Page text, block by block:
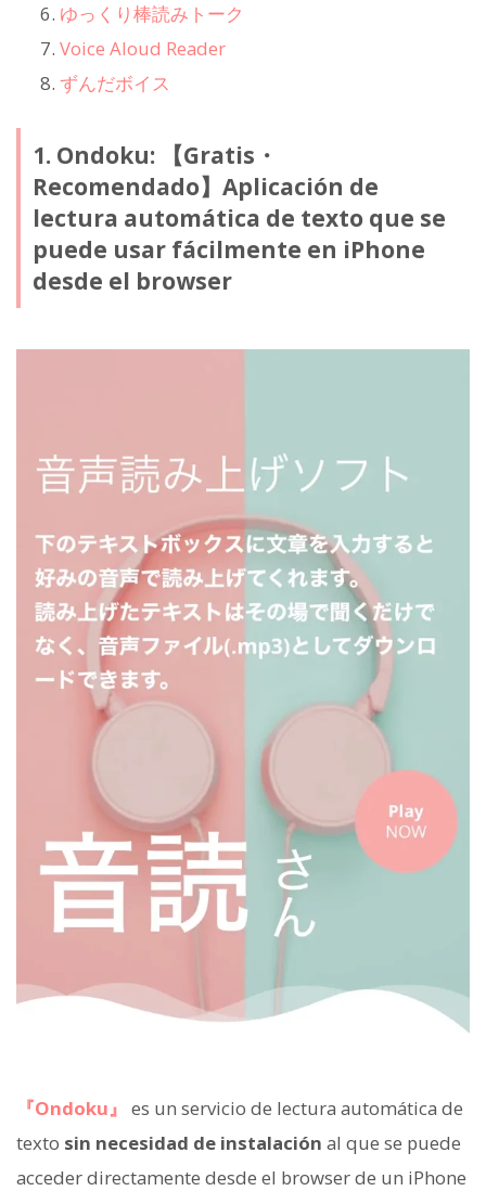
ゆっくり棒読みトーク
Voice Aloud Reader
ずんだボイス
1. Ondoku: 【Gratis・
Recomendado】Aplicación de
lectura automática de texto que se
puede usar fácilmente en iPhone
desde el browser
『Ondoku』 es un servicio de lectura automática de
texto sin necesidad de instalación al que se puede
acceder directamente desde el browser de un iPhone